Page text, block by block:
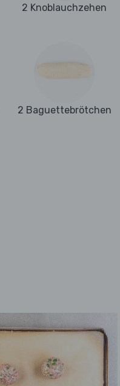
2 Knoblauchzehen
2 Baguettebrötchen